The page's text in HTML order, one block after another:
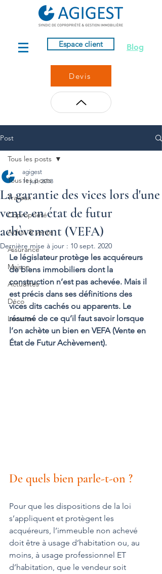
Espace client Blog
Devis
Post
Tous les posts
Travaux
Copropriété
Achat & vente
Assurance
Maison
Actualités
Déco
Location
Tous les posts
La garantie des vices lors d'une
vente en état de futur
achèvement (VEFA)
agigest
11 juil. 2018
Dernière mise à jour : 10 sept. 2020
Le législateur protège les acquéreurs
de biens immobiliers dont la
construction n’est pas achevée. Mais il
est précis dans ses définitions des
vices dits cachés ou apparents. Le
résumé de ce qu’il faut savoir lorsque
l’on achète un bien en VEFA (Vente en
État de Futur Achèvement).
De quels bien parle-t-on ?
Pour que les dispositions de la loi
s’appliquent et protègent les
acquéreurs, l’immeuble non achevé
doit être à usage d’habitation ou, au
moins, à usage professionnel ET
d’habitation, que le vendeur soit